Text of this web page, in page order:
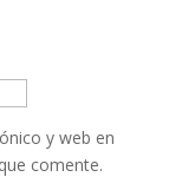
y web en
comente.